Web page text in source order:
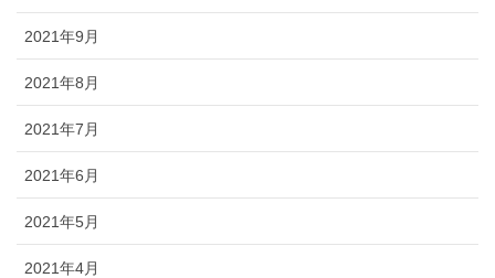
2021年9月
2021年8月
2021年7月
2021年6月
2021年5月
2021年4月